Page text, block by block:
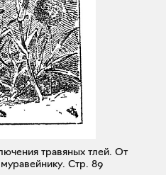
травяных тлей. От
Стр. 89